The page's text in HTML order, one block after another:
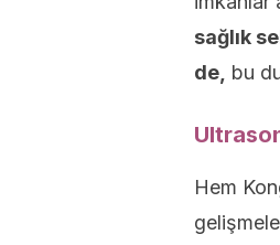
sağlık
de, bu
Hem